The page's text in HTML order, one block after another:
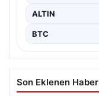
ALTIN
BTC
Son Eklenen